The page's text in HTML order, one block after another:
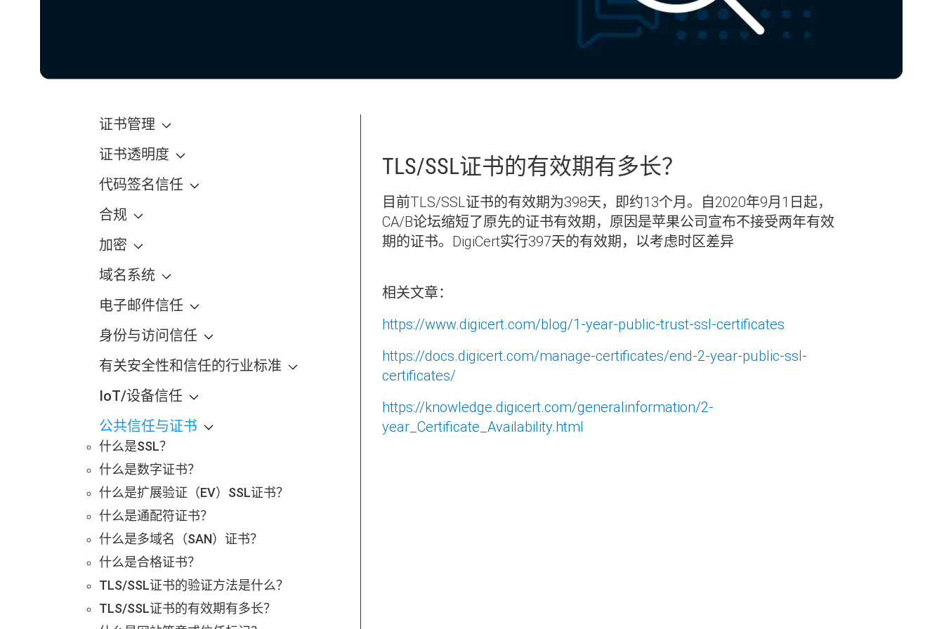
证书管理
证书透明度
代码签名信任
合规
加密
域名系统
电子邮件信任
身份与访问信任
有关安全性和信任的行业标准
IoT/设备信任
公共信任与证书
什么是SSL？
什么是数字证书？
什么是扩展验证（EV）SSL证书？
什么是通配符证书？
什么是多域名（SAN）证书？
什么是合格证书？
TLS/SSL证书的验证方法是什么？
TLS/SSL证书的有效期有多长？
TLS/SSL证书的有效期有多长？
目前TLS/SSL证书的有效期为398天，即约13个月。自2020年9月1日起，
CA/B论坛缩短了原先的证书有效期，原因是苹果公司宣布不接受两年有效
期的证书。DigiCert实行397天的有效期，以考虑时区差异
相关文章：
https://www.digicert.com/blog/1-year-public-trust-ssl-certificates
https://docs.digicert.com/manage-certificates/end-2-year-public-ssl-
certificates/
https://knowledge.digicert.com/generalinformation/2-
year_Certificate_Availability.html